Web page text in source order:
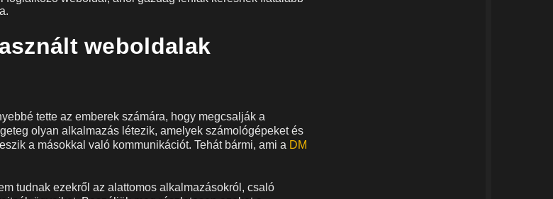
weboldalak
tette az emberek számára, hogy megcsalják a
olyan alkalmazás létezik, amelyek számológépeket és
a másokkal való kommunikációt. Tehát bármi, ami a DM
tudnak ezekről az alattomos alkalmazásokról, csaló